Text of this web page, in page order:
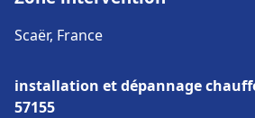
Scaër, France
installation et dépannage
57155